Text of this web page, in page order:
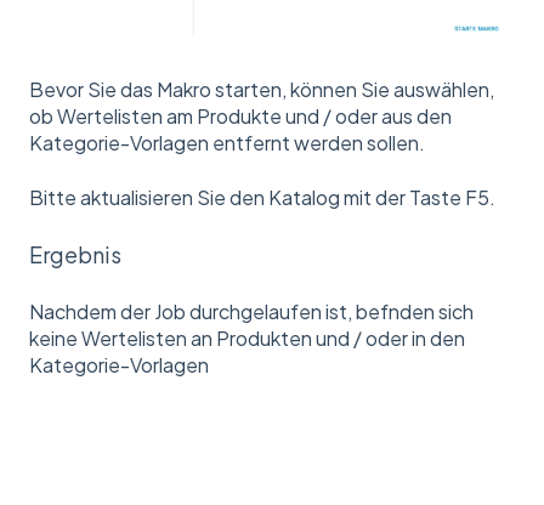
Bevor Sie das Makro starten, können Sie auswählen,
ob Wertelisten am Produkte und / oder aus den
Kategorie-Vorlagen entfernt werden sollen.
Bitte aktualisieren Sie den Katalog mit der Taste F5.
Ergebnis
Nachdem der Job durchgelaufen ist, befnden sich
keine Wertelisten an Produkten und / oder in den
Kategorie-Vorlagen